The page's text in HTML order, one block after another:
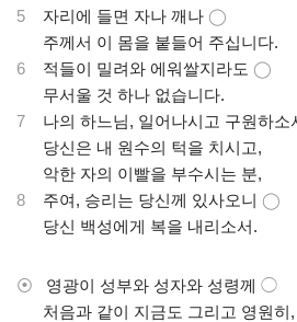
5 자리에 들면 자나 깨나 ◯
주께서 이 몸을 붙들어 주십니다.
6 적들이 밀려와 에워쌀지라도 ◯
무서울 것 하나 없습니다.
7 나의 하느님, 일어나시고 구원하소
당신은 내 원수의 턱을 치시고,
악한 자의 이빨을 부수시는 분,
8 주여, 승리는 당신께 있사오니 ◯
당신 백성에게 복을 내리소서.
⦿ 영광이 성부와 성자와 성령께 ◯
처음과 같이 지금도 그리고 영원히,